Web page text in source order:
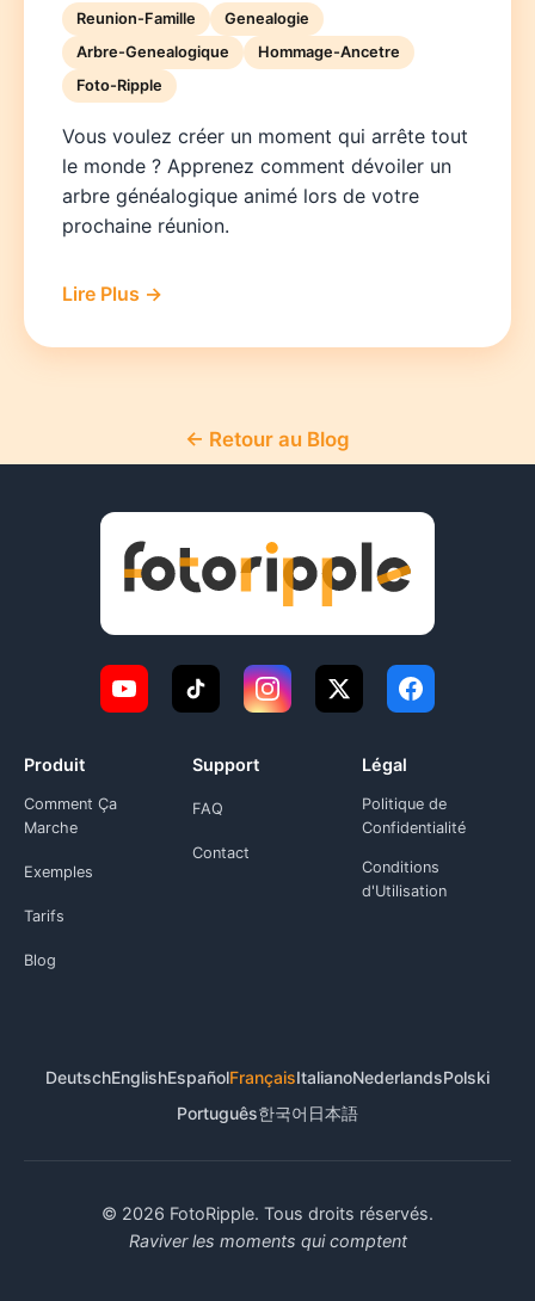
Reunion-Famille
Genealogie
Arbre-Genealogique
Hommage-Ancetre
Foto-Ripple
Vous voulez créer un moment qui arrête tout
le monde ? Apprenez comment dévoiler un
arbre généalogique animé lors de votre
prochaine réunion.
Lire Plus →
← Retour au Blog
Produit
Comment Ça
Marche
Exemples
Tarifs
Blog
Support
FAQ
Contact
Légal
Politique de
Confidentialité
Conditions
d'Utilisation
DeutschEnglishEspañolFrançaisItalianoNederlandsPolski
Português한국어 日本語
© 2026 FotoRipple. Tous droits réservés.
Raviver les moments qui comptent